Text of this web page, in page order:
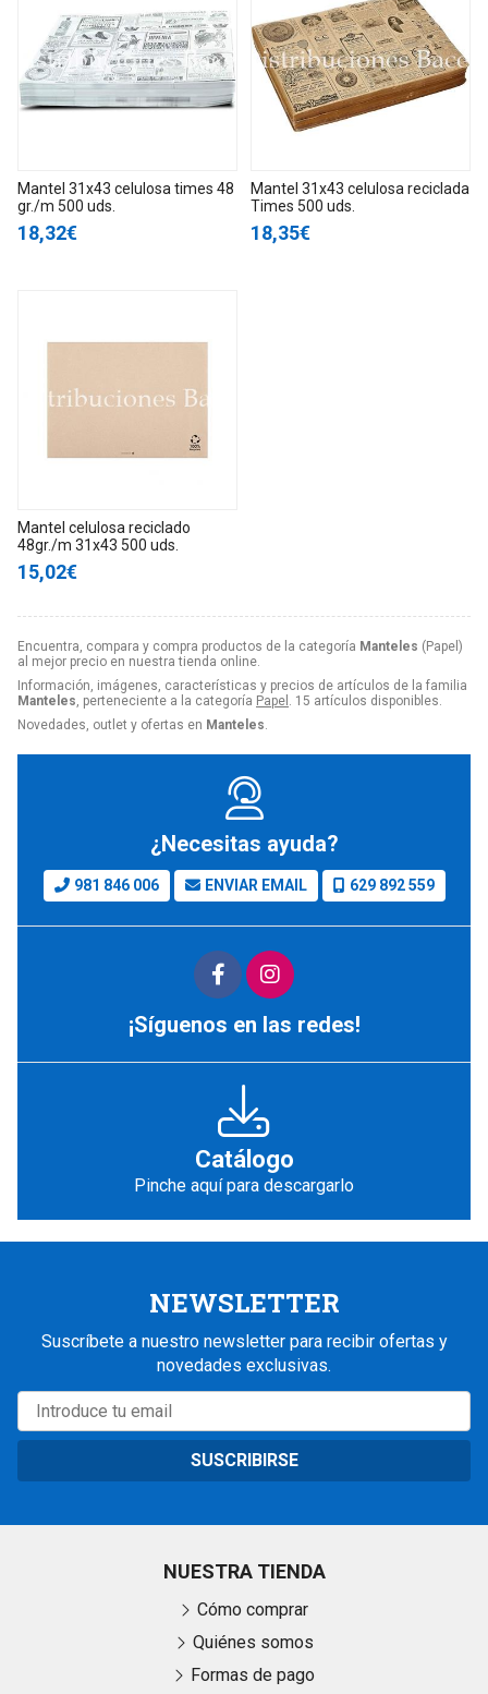
Encuentra, compara y compra productos de la categoría Manteles (Papel)
al mejor precio en nuestra tienda online.
Información, imágenes, características y precios de artículos de la familia
Manteles, perteneciente a la categoría Papel . 15 artículos disponibles.
Novedades, outlet y ofertas en Manteles.
Mantel 31x43 celulosa times 48
gr./m 500 uds.
18,32€
Mantel 31x43 celulosa reciclada
Times 500 uds.
18,35€
Mantel celulosa reciclado
48gr./m 31x43 500 uds.
15,02€
¿Necesitas ayuda?
981 846 006 ENVIAR EMAIL 629 892 559
¡Síguenos en las redes!
Catálogo
Pinche aquí para descargarlo
NEWSLETTER
Suscríbete a nuestro newsletter para recibir ofertas y
novedades exclusivas.
SUSCRIBIRSE
NUESTRA TIENDA
Cómo comprar
Quiénes somos
Formas de pago